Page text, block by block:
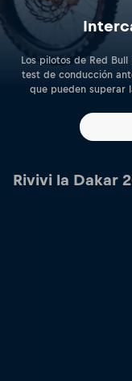
Los pilotos de Red
test de conducción
que pueden superar
Rivivi la Dakar